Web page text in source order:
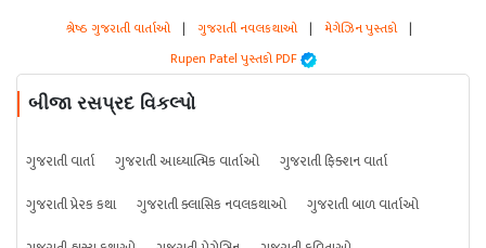
શ્રેષ્ઠ ગુજરાતી વાર્તાઓ | ગુજરાતી નવલકથાઓ | મેગેઝિન પુસ્તકો |
Rupen Patel પુસ્તકો PDF
બીજા રસપ્રદ વિકલ્પો
ગુજરાતી વાર્તા ગુજરાતી આધ્યાત્મિક વાર્તાઓ
ગુજરાતી ફિક્શન વાર્તા
ગુજરાતી પ્રેરક કથા
ગુજરાતી ક્લાસિક નવલકથાઓ
ગુજરાતી બાળ વાર્તાઓ